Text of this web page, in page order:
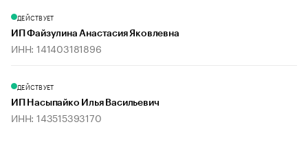
ДЕЙСТВУЕТ
ИП Файзулина Анастасия Яковлевна
ИНН: 141403181896
ДЕЙСТВУЕТ
ИП Насыпайко Илья Васильевич
ИНН: 143515393170